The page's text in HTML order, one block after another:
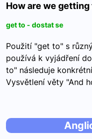
How are we getting
get to - dostat se
Použití "get to" s
používá k vyjádření
to" následuje
Vysvětlení věty "And